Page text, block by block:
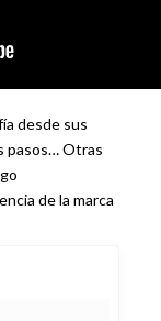
desde sus
pasos… Otras
de la marca